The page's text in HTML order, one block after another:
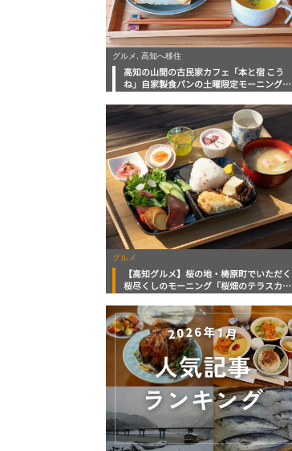
グルメ, 高知へ移住
高知の山間の古民家カフェ「本と宿 こう
ね」自家製食パンの土曜限定モーニング
グルメ
【高知グルメ】桜の地・梼原町でいただく
桜尽くしのモーニング「桜畑のテラスカフ